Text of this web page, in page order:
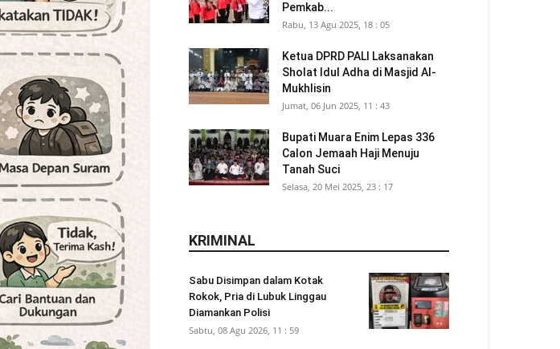
Pemkab...
Rabu, 13 Agu 2025, 18 : 05
Ketua DPRD PALI Laksanakan
Sholat Idul Adha di Masjid Al-
Mukhlisin
Jumat, 06 Jun 2025, 11 : 43
Bupati Muara Enim Lepas 336
Calon Jemaah Haji Menuju
Tanah Suci
Selasa, 20 Mei 2025, 23 : 17
KRIMINAL
Sabu Disimpan dalam Kotak
Rokok, Pria di Lubuk Linggau
Diamankan Polisi
Sabtu, 08 Agu 2026, 11 : 59